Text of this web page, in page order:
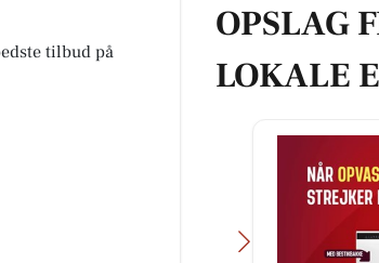
tilbud på
OPSLAG
LOKALE